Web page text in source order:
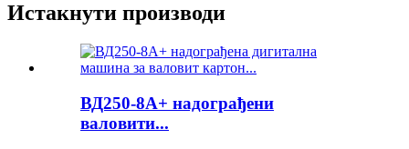
Истакнути производи
ВД250-8А+ надограђени
валовити...